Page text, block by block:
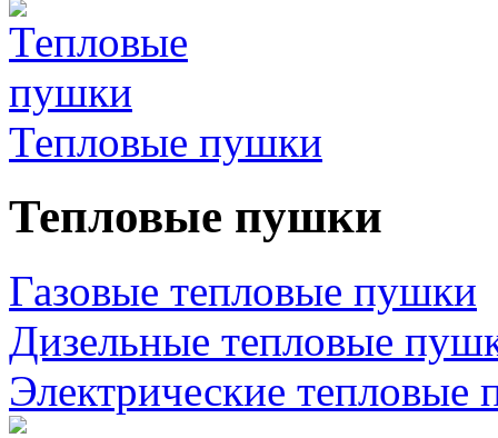
Тепловые пушки
Тепловые пушки
Газовые тепловые пушки
Дизельные тепловые
Электрические тепловые